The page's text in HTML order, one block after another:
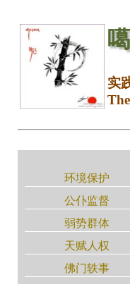
实
环境保护
公仆监督
弱势群体
天赋人权
佛门轶事